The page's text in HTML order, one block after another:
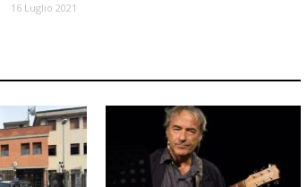
16 Luglio 2021